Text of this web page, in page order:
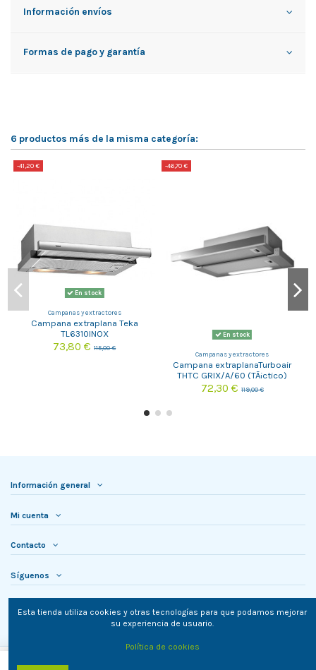
Información envíos
Formas de pago y garantía
6 productos más de la misma categoría:
-41,20 €
En stock
Campanas y extractores
Campana extraplana Teka
TL6310INOX
73,80 €115,00 €
-46,70 €
En stock
Campanas y extractores
Campana extraplanaTurboair
THTC GRIX/A/60 (TÃ¡ctico)
72,30 € 119,00 €
Información general
Mi cuenta
Contacto
Síguenos
Esta tienda utiliza cookies y otras tecnologías para que podamos mejorar
su experiencia de usuario.
Política de cookies